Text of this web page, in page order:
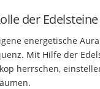
der Edelsteine
energetische
Mit Hilfe der
herrschen,